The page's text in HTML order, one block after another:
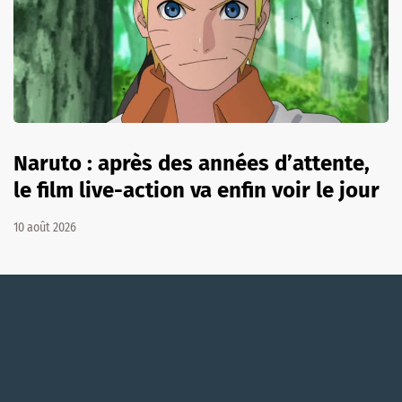
Naruto : après des années d’attente,
le film live-action va enfin voir le jour
10 août 2026